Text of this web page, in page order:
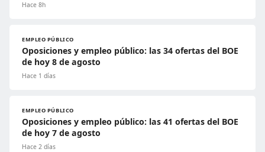
Hace 8h
EMPLEO PÚBLICO
Oposiciones y empleo público: las 34 ofertas del BOE
de hoy 8 de agosto
Hace 1 días
EMPLEO PÚBLICO
Oposiciones y empleo público: las 41 ofertas del BOE
de hoy 7 de agosto
Hace 2 días